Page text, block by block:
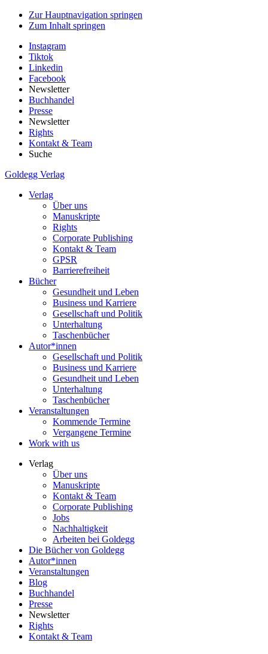
Zur Hauptnavigation springen
Zum Inhalt springen
Instagram
Tiktok
Linkedin
Facebook
Newsletter
Buchhandel
Presse
Newsletter
Rights
Kontakt & Team
Suche
Goldegg Verlag
Verlag
Über uns
Manuskripte
Rights
Corporate Publishing
Kontakt & Team
GPSR
Barrierefreiheit
Bücher
Gesundheit und Leben
Business und Karriere
Gesellschaft und Politik
Unterhaltung
Taschenbücher
Autor*innen
Gesellschaft und Politik
Business und Karriere
Gesundheit und Leben
Unterhaltung
Taschenbücher
Veranstaltungen
Kommende Termine
Vergangene Termine
Work with us
Verlag
Über uns
Manuskripte
Kontakt & Team
Corporate Publishing
Jobs
Nachhaltigkeit
Arbeiten bei Goldegg
Die Bücher von Goldegg
Autor*innen
Veranstaltungen
Blog
Buchhandel
Presse
Newsletter
Rights
Kontakt & Team